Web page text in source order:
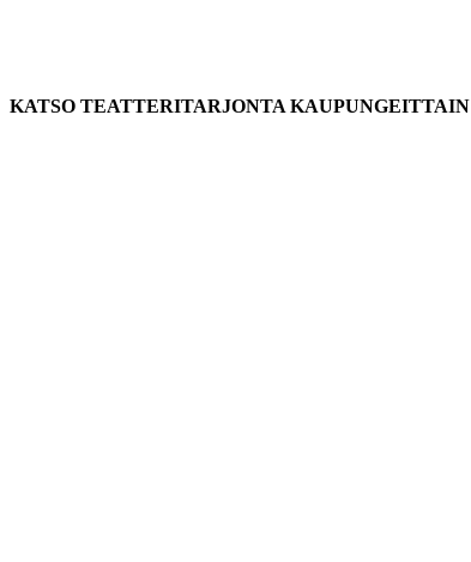
KATSO TEATTERITARJONTA KAUPUNGEITTAIN